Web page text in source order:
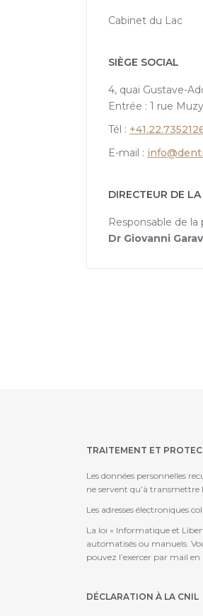
Cabinet du Lac
SIÈGE SOCIAL
4, quai Gustave-
Entrée : 1 rue
Tél :
E-mail :
DIRECTEUR DE
Responsable de
Dr Giovanni
TRAITEMENT ET
Les données personnelles
ne servent qu’à transmettre
Les adresses électroniques
La loi « Informatique et
automatisés ou manuels.
pouvez l’exercer par mail
DÉCLARATION À LA CNIL